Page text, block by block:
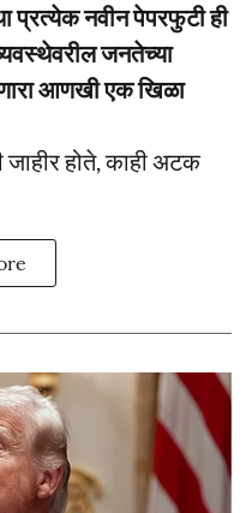
प्रत्येक नवीन पेपरफुटी ही
जनतेच्या
आणखी एक खिळा
जाहीर होते, काही अटक